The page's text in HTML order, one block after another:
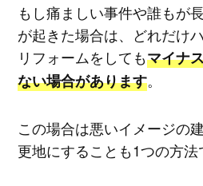
もし痛ましい事件や誰もが
が起きた場合は、どれだけ
リフォームをしてもマイナ
ない場合があります。
この場合は悪いイメージの
更地にすることも1つの方法